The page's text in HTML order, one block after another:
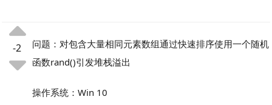
-2
问题：对包含大量相同元素数组通过快速排序使用一个随机
函数rand()引发堆栈溢出
操作系统：Win 10